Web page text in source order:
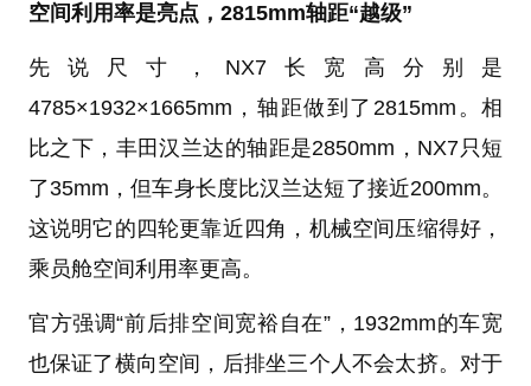
空间利用率是亮点，2815mm轴距“越级”
先说尺寸，NX7长宽高分别是
4785×1932×1665mm，轴距做到了2815mm。相
比之下，丰田汉兰达的轴距是2850mm，NX7只短
了35mm，但车身长度比汉兰达短了接近200mm。
这说明它的四轮更靠近四角，机械空间压缩得好，
乘员舱空间利用率更高。
官方强调“前后排空间宽裕自在”，1932mm的车宽
也保证了横向空间，后排坐三个人不会太挤。对于